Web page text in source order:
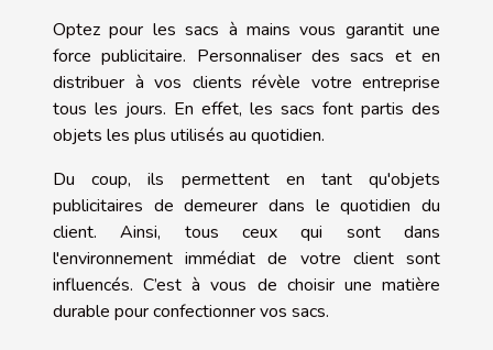
Optez pour les sacs à mains vous garantit une
force publicitaire. Personnaliser des sacs et en
distribuer à vos clients révèle votre entreprise
tous les jours. En effet, les sacs font partis des
objets les plus utilisés au quotidien.
Du coup, ils permettent en tant qu'objets
publicitaires de demeurer dans le quotidien du
client. Ainsi, tous ceux qui sont dans
l'environnement immédiat de votre client sont
influencés. C’est à vous de choisir une matière
durable pour confectionner vos sacs.